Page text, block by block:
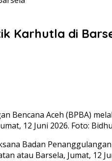
Karhutla di
Bencana Aceh (BPBA)
12 Juni 2026. Foto:
Badan
atau Barsela, Jumat, 12